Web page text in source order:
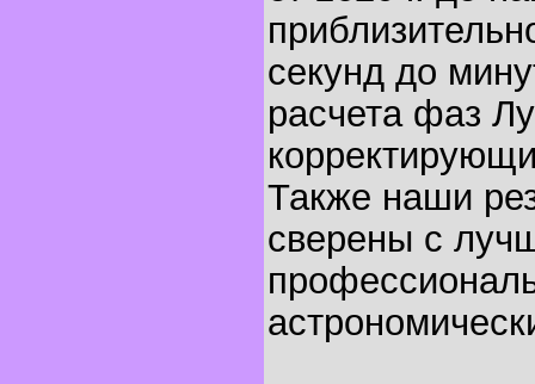
секунд до
расчета фаз
Также наши
сверены с